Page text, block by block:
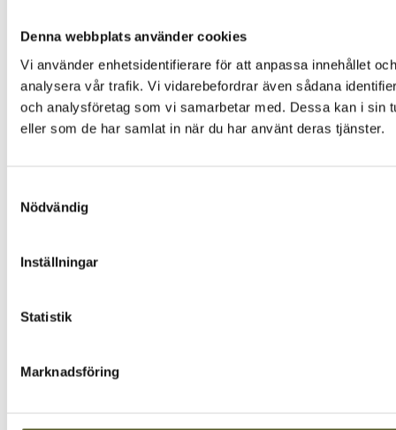
Denna webbplats använder cookies
Vi använder enhetsidentifierare för att anpassa innehållet
analysera vår trafik. Vi vidarebefordrar även sådana
och analysföretag som vi samarbetar med. Dessa kan i sin
eller som de har samlat in när du har använt deras tjänster.
Nödvändig
Inställningar
Statistik
Marknadsföring